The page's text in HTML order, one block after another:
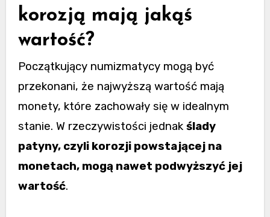
korozją mają jakąś
wartość?
Początkujący numizmatycy mogą być
przekonani, że najwyższą wartość mają
monety, które zachowały się w idealnym
stanie. W rzeczywistości jednak ślady
patyny, czyli korozji powstającej na
monetach, mogą nawet podwyższyć jej
wartość.